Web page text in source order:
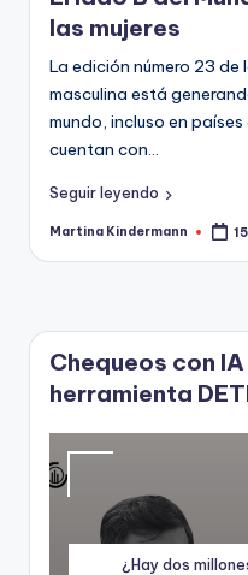
t
o
s
y
F
a
c
-
C
h
e
las mujeres
La edición número 23 de
masculina está
mundo, incluso en
cuentan con…
Seguir leyendo
Publicado
Martina Kindermann
Chequeos con
herramienta
¿Hay dos